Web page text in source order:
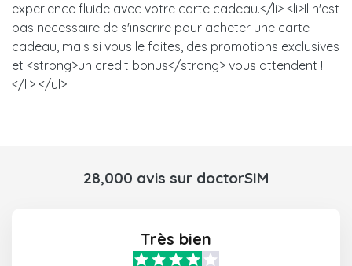
experience fluide avec votre carte cadeau.</li> <li>Il n'est
pas necessaire de s'inscrire pour acheter une carte
cadeau, mais si vous le faites, des promotions exclusives
et <strong>un credit bonus</strong> vous attendent !
</li> </ul>
28,000 avis sur doctorSIM
Très bien